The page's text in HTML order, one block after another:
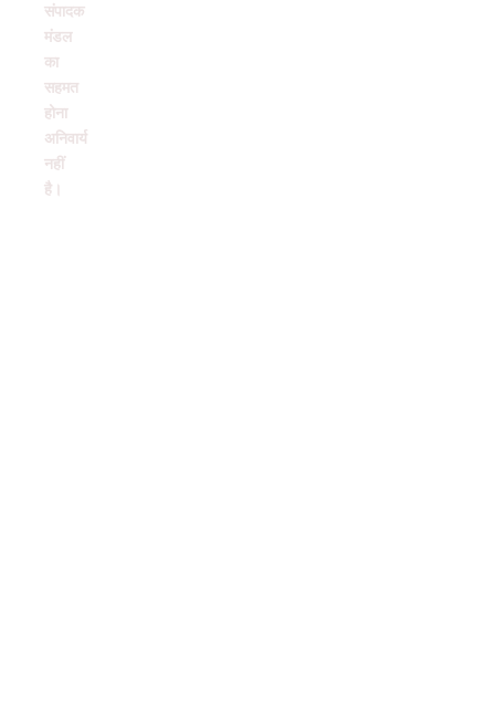
संपादक
मंडल
का
सहमत
होना
अनिवार्य
नहीं
है।